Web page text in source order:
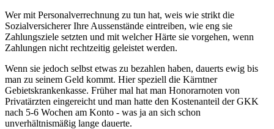
Wer mit Personalverrechnung zu tun hat, weis wie strikt die
Sozialversicherer Ihre Aussenstände eintreiben, wie eng sie
Zahlungsziele setzten und mit welcher Härte sie vorgehen, wenn
Zahlungen nicht rechtzeitig geleistet werden.
Wenn sie jedoch selbst etwas zu bezahlen haben, dauerts ewig bis
man zu seinem Geld kommt. Hier speziell die Kärntner
Gebietskrankenkasse. Früher mal hat man Honorarnoten von
Privatärzten eingereicht und man hatte den Kostenanteil der GKK
nach 5-6 Wochen am Konto - was ja an sich schon
unverhältnismäßig lange dauerte.